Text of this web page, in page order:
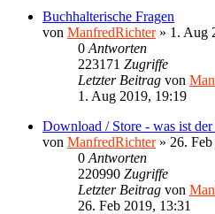
Buchhalterische Fragen
von ManfredRichter» 1. Aug
0 Antworten
223171 Zugriffe
Letzter Beitrag von
1. Aug 2019, 19:19
Download / Store - was ist
von ManfredRichter» 26.
0 Antworten
220990 Zugriffe
Letzter Beitrag von
26. Feb 2019, 13:31